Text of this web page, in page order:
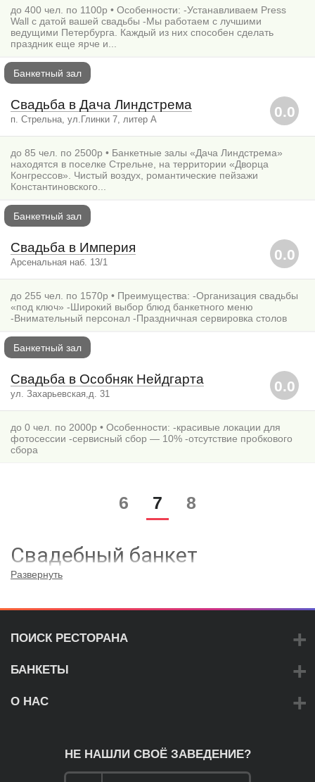
до 400 чел. по 1100р • Особенности: -Устанавливаем Press
Wall с датой вашей свадьбы -Мы работаем с лучшими
ведущими Петербурга. Каждый из них способен сделать
праздник еще ярче и...
Банкетный зал
0.0
Свадьба в Дача Линдстрема
п. Стрельна, ул.Глинки 7, литер А
до 85 чел. по 2500р • Банкетные залы «Дача Линдстрема»
находятся в поселке Стрельне, на территории «Дворца
Конгрессов». Чистый воздух, романтические пейзажи
Константиновского...
Банкетный зал
0.0
Свадьба в Империя
Арсенальная наб. 13/1
до 255 чел. по 1570р • Преимущества: -Организация свадьбы
«под ключ» -Широкий выбор блюд банкетного меню
-Внимательный персонал -Праздничная сервировка столов
Банкетный зал
0.0
Свадьба в Особняк Нейдгарта
ул. Захарьевская,д. 31
до 0 чел. по 2000р • Особенности: -красивые локации для
фотосессии -сервисный сбор — 10% -отсутствие пробкового
сбора
6 7 8
Развернуть
Свадебный банкет
заведений, изучить отзывы в интернете и посмотреть
Встретиться с управляющим.
Советы по подбору заведения, в котором можно хорошо
отпраздновать регистрацию брака:
ПОИСК РЕСТОРАНА
БАНКЕТЫ
О НАС
НЕ НАШЛИ СВОЁ ЗАВЕДЕНИЕ?